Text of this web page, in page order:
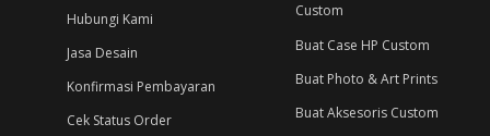
Hubungi Kami
Jasa Desain
Konfirmasi Pembayaran
Cek Status Order
Custom
Buat Case HP Custom
Buat Photo & Art Prints
Buat Aksesoris Custom